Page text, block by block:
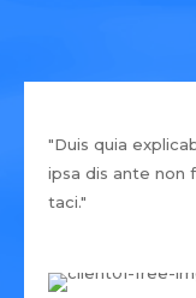
"Duis quia
ipsa dis ante non
taci."